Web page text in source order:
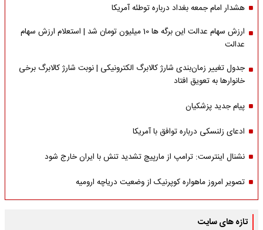
هشدار امام جمعه بغداد درباره توطئه آمریکا
ارزش سهام عدالت این برگه ها 10 میلیون تومان شد | استعلام ارزش سهام
عدالت
جدول تغییر زمان‌بندی شارژ کالابرگ الکترونیکی | نوبت شارژ کالابرگ برخی
خانوارها به تعویق افتاد
پیام جدید پزشکیان
ادعای زلنسکی درباره توافق با آمریکا
نشنال اینترست: ترامپ از مارپیچ تشدید تنش با ایران خارج شود
تصویر امروز ماهواره کوپرنیک از وضعیت دریاچه ارومیه
تازه های سایت